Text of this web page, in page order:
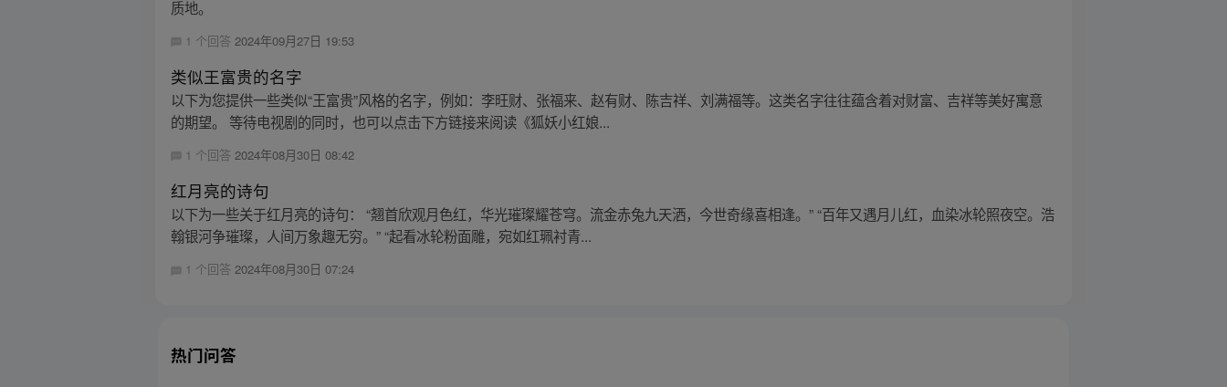
质地。
1 个回答 2024年09月27日 19:53
类似王富贵的名字
以下为您提供一些类似“王富贵”风格的名字，例如：李旺财、张福来、赵有财、陈吉祥、刘满福等。这类名字往往蕴含着对财富、吉祥等美好寓意
的期望。 等待电视剧的同时，也可以点击下方链接来阅读《狐妖小红娘...
1 个回答2024年08月30日 08:42
红月亮的诗句
以下为一些关于红月亮的诗句： “翘首欣观月色红，华光璀璨耀苍穹。流金赤兔九天洒，今世奇缘喜相逢。” “百年又遇月儿红，血染冰轮照夜空。浩
翰银河争璀璨，人间万象趣无穷。” “起看冰轮粉面雕，宛如红珮衬青...
1 个回答2024年08月30日 07:24
热门问答